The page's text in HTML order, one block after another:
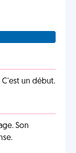
C'est un début.
Son